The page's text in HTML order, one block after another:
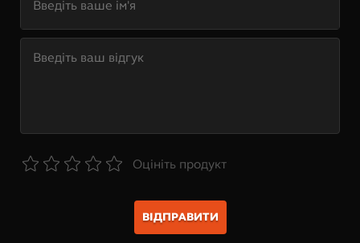
Оцініть продукт
ВІДПРАВИТИ